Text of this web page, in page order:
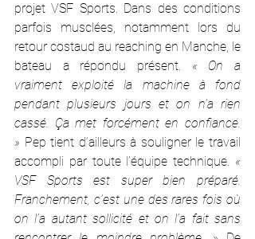
projet VSF Sports. Dans des conditions
parfois musclées, notamment lors du
retour costaud au reaching en Manche, le
bateau a répondu présent. « On a
vraiment exploité la machine à fond
pendant plusieurs jours et on n’a rien
cassé. Ça met forcément en confiance.
» Pep tient d’ailleurs à souligner le travail
accompli par toute l’équipe technique. «
VSF Sports est super bien préparé.
Franchement, c’est une des rares fois où
on l’a autant sollicité et on l’a fait sans